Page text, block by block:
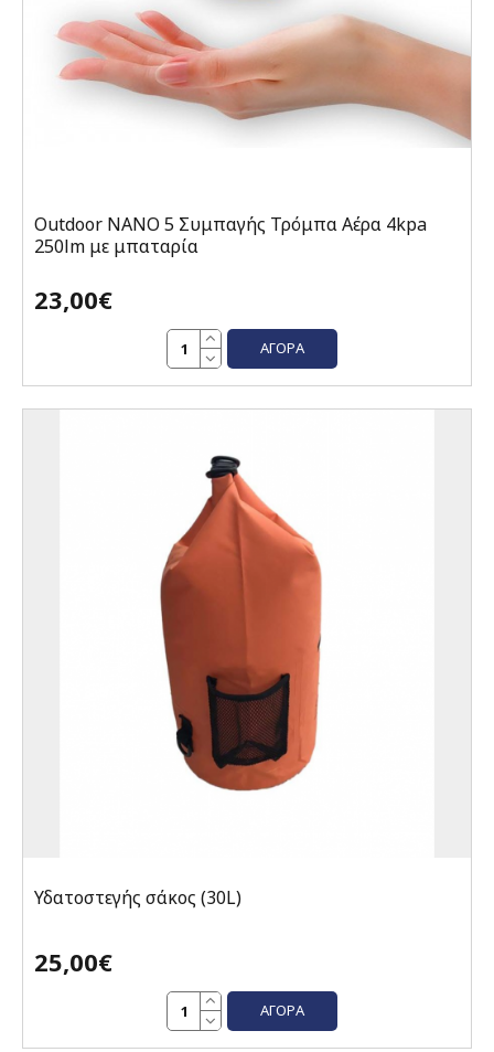
Outdoor NANO 5 Συμπαγής Τρόμπα Αέρα 4kpa
250lm με μπαταρία
23,00€
ΑΓΟΡΆ
Υδατοστεγής σάκος (30L)
25,00€
ΑΓΟΡΆ